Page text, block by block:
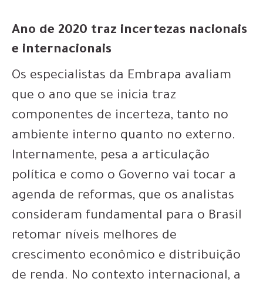
Ano de 2020 traz incertezas nacionais
e internacionais
Os especialistas da Embrapa avaliam
que o ano que se inicia traz
componentes de incerteza, tanto no
ambiente interno quanto no externo.
Internamente, pesa a articulação
política e como o Governo vai tocar a
agenda de reformas, que os analistas
consideram fundamental para o Brasil
retomar níveis melhores de
crescimento econômico e distribuição
de renda. No contexto internacional, a